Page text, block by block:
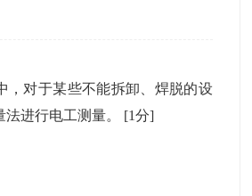
，对于某些不能拆卸、焊脱的设
进行电工测量。 [1分]